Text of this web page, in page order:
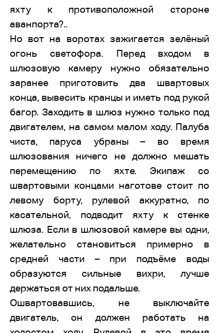
яхту к противоположной стороне
аванпорта?..
Но вот на воротах зажигается зелёный
огонь светофора. Перед входом в
шлюзовую камеру нужно обязательно
заранее приготовить два швартовых
конца, вывесить кранцы и иметь под рукой
багор. Заходить в шлюз нужно только под
двигателем, на самом малом ходу. Палуба
чиста, паруса убраны – во время
шлюзования ничего не должно мешать
перемещению по яхте. Экипаж со
швартовыми концами наготове стоит по
левому борту, рулевой аккуратно, по
касательной, подводит яхту к стенке
шлюза. Если в шлюзовой камере вы одни,
желательно становиться примерно в
средней части – при подъёме воды
образуются сильные вихри, лучше
держаться от них подальше.
Ошвартовавшись, не выключайте
двигатель, он должен работать на